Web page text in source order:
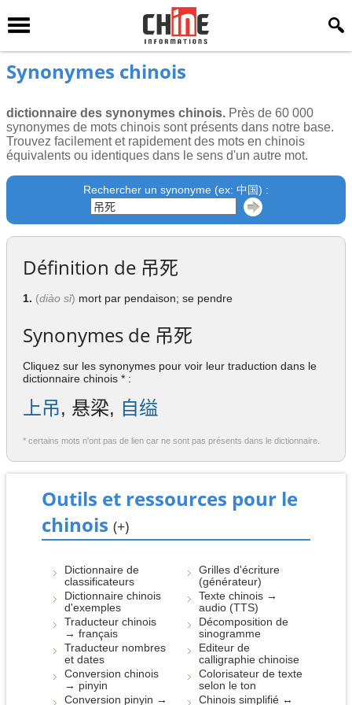
Synonymes chinois
dictionnaire des synonymes chinois. Près de 60 000
synonymes de mots chinois sont présents dans notre base.
Trouvez facilement et rapidement des mots en chinois
équivalents ou identiques dans le sens d'un autre mot.
Rechercher un synonyme (ex: 中国) :
Définition de 吊死
1. (diào sǐ) mort par pendaison; se pendre
Synonymes de 吊死
Cliquez sur les synonymes pour voir leur traduction dans le
dictionnaire chinois * :
上吊, 悬梁, 自缢
* certains mots n'ont pas de lien car ne sont pas présents dans le dictionnaire.
Outils et ressources pour le
chinois (+)
Dictionnaire de
classificateurs
Dictionnaire chinois
d'exemples
Traducteur chinois
→ français
Traducteur nombres
et dates
Conversion chinois
→ pinyin
Conversion pinyin →
Grilles d'écriture
(générateur)
Texte chinois →
audio (TTS)
Décomposition de
sinogramme
Editeur de
calligraphie chinoise
Colorisateur de texte
selon le ton
Chinois simplifié ↔